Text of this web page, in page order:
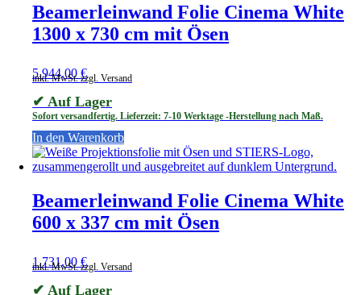
Beamerleinwand Folie Cinema White
1300 x 730 cm mit Ösen
5.944,00 €
inkl. MwSt. zzgl. Versand
✔ Auf Lager
Sofort versandfertig. Lieferzeit: 7-10 Werktage -Herstellung nach Maß.
In den Warenkorb
Beamerleinwand Folie Cinema White
600 x 337 cm mit Ösen
1.731,00 €
inkl. MwSt. zzgl. Versand
✔ Auf Lager